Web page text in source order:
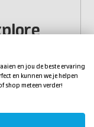
het aquatisch
en betere
en jou de beste ervaring
en kunnen we je helpen
shop meteen verder!